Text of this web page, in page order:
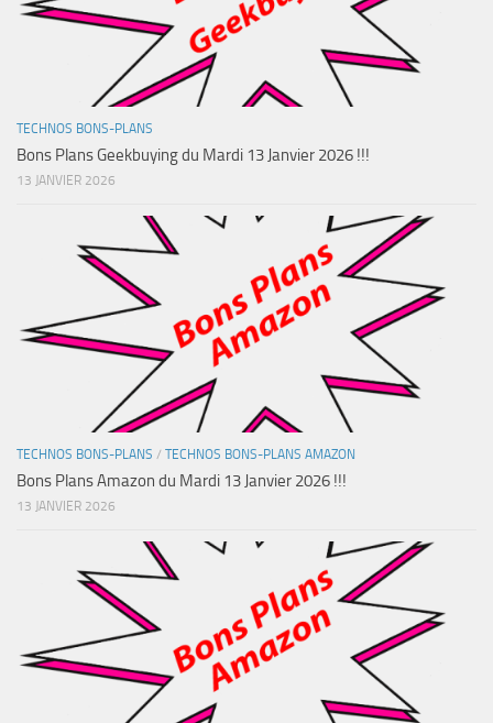
TECHNOS BONS-PLANS
Bons Plans Geekbuying du Mardi 13 Janvier 2026 !!!
13 JANVIER 2026
TECHNOS BONS-PLANS / TECHNOS BONS-PLANS AMAZON
Bons Plans Amazon du Mardi 13 Janvier 2026 !!!
13 JANVIER 2026